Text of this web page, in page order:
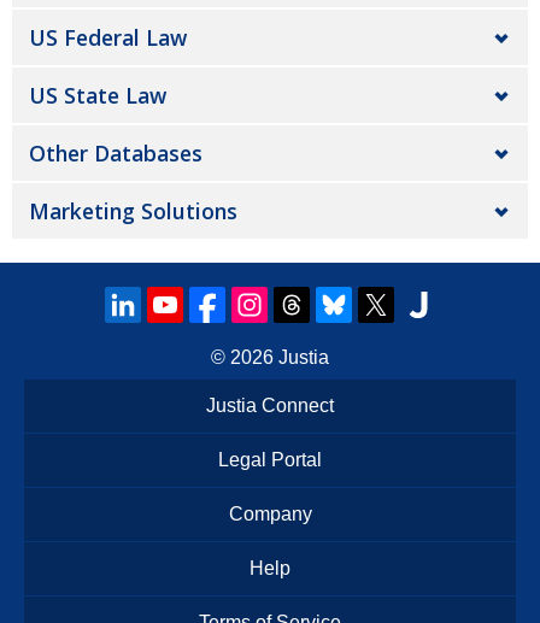
US Federal Law
US State Law
Other Databases
Marketing Solutions
© 2026 Justia
Justia Connect
Legal Portal
Company
Help